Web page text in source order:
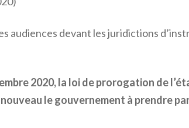
audiences devant les juridictions
2020, la loi de prorogation de
le gouvernement à prendre